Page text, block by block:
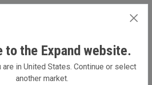
användningsområden
to the Expand website.
in United States. Continue or select
another market.